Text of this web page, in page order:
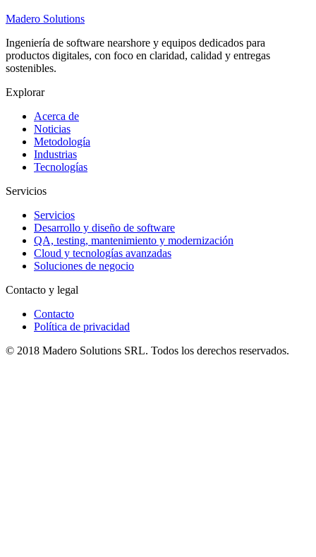
Madero Solutions
Ingeniería de software nearshore y equipos dedicados para
productos digitales, con foco en claridad, calidad y entregas
sostenibles.
Explorar
Acerca de
Noticias
Metodología
Industrias
Tecnologías
Servicios
Servicios
Desarrollo y diseño de software
QA, testing, mantenimiento y modernización
Cloud y tecnologías avanzadas
Soluciones de negocio
Contacto y legal
Contacto
Política de privacidad
© 2018 Madero Solutions SRL. Todos los derechos reservados.